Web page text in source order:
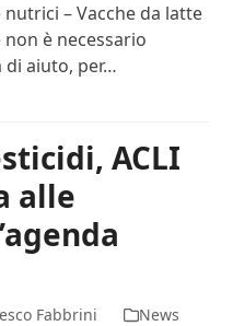
– Vacche da latte
è necessario
di aiuto, per…
ACLI
alle
Fabbrini News